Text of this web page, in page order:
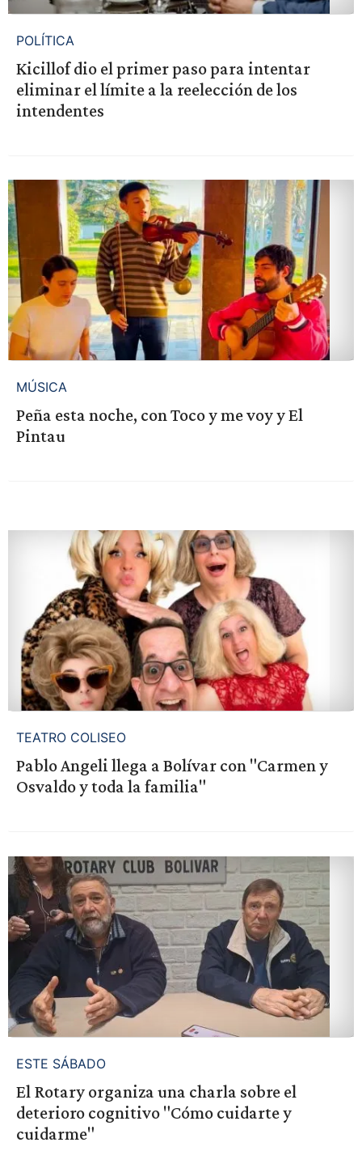
POLÍTICA
Kicillof dio el primer paso para intentar
eliminar el límite a la reelección de los
intendentes
MÚSICA
Peña esta noche, con Toco y me voy y El
Pintau
TEATRO COLISEO
Pablo Angeli llega a Bolívar con "Carmen y
Osvaldo y toda la familia"
ESTE SÁBADO
El Rotary organiza una charla sobre el
deterioro cognitivo "Cómo cuidarte y
cuidarme"